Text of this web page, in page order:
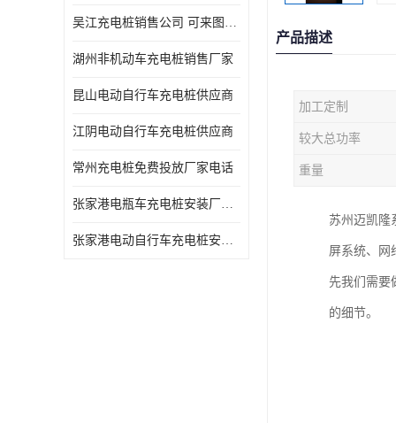
吴江充电桩销售公司 可来图定制
湖州非机动车充电桩销售厂家
昆山电动自行车充电桩供应商
江阴电动自行车充电桩供应商
常州充电桩免费投放厂家电话
张家港电瓶车充电桩安装厂家电话
张家港电动自行车充电桩安装供货商
产品描述
加工定制
较大总功率
重量
苏州迈凯隆
屏系统、网
先我们需要
的细节。